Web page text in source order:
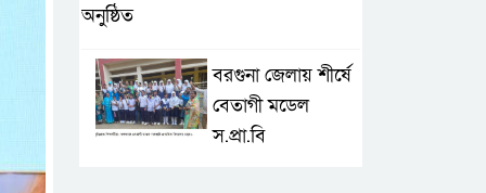
অনুষ্ঠিত
বরগুনা জেলায় শীর্ষে
বেতাগী মডেল
স.প্রা.বি